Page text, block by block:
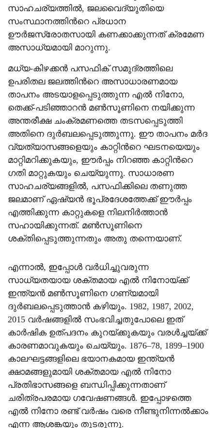
സാഹചര്യത്തിൽ, ജലവൈദ്യുതിയെ
സംസ്ഥാനത്തിന്‍റെ പ്രധാന
ഊർജസ്രോതസായി കണക്കാക്കുന്നത് ക്രമേണ
അസാധ്യമായി മാറുന്നു.
മധ്യ-കിഴക്കൻ പസഫിക് സമുദ്രത്തിലെ
ഉപരിതല ജലത്തിന്‍റെ അസാധാരണമായ
താപനം അടയാളപ്പെടുത്തുന്ന എൽ നിനോ,
തെക്ക്-പടിഞ്ഞാറൻ മൺസൂണിനെ നയിക്കുന്ന
അന്തരീക്ഷ ചംക്രമണത്തെ തടസപ്പെടുത്തി
അതിനെ ദുർബലപ്പെടുത്തുന്നു. ഈ താപനം മർദ
വ്യത്യാസങ്ങളെയും കാറ്റിന്‍റെ ഘടനയെയും
മാറ്റിമറിക്കുകയും, ഈർപ്പം നിറഞ്ഞ കാറ്റിന്‍റെ
ഗതി മാറ്റുകയും ചെയ്യുന്നു. സാധാരണ
സാഹചര്യങ്ങളിൽ, പസഫിക്കിലെ തണുത്ത
ജലമാണ് ഏഷ്യൻ ഭൂപ്രദേശത്തേക്ക് ഈർപ്പം
എത്തിക്കുന്ന കാറ്റുകളെ നിലനിർത്താൻ
സഹായിക്കുന്നത്. മൺസൂണിനെ
ശക്തിപ്പെടുത്തുന്നതും അതു തന്നെയാണ്.
എന്നാൽ, ഇപ്പോൾ വർധിച്ചുവരുന്ന
സാധ്യതയായ ശക്തമായ എൽ നിനോയ്ക്ക്
ഇന്ത്യൻ മൺസൂണിനെ ഗണ്യമായി
ദുർബലപ്പെടുത്താൻ കഴിയും. 1982, 1987, 2002,
2015 വർഷങ്ങളിൽ സംഭവിച്ചതുപോലെ ഇത്
കാർഷിക ഉത്പദനം കുറയ്ക്കുകയും വരൾച്ചയ്ക്ക്
കാരണമാവുകയും ചെയ്യും. 1876–78, 1899–1900
കാലഘട്ടങ്ങളിലെ ഭയാനകമായ ഇന്ത്യൻ
ക്ഷാമങ്ങളുമായി ശക്തമായ എൽ നിനോ
പ്രതിഭാസങ്ങളെ ബന്ധിപ്പിക്കുന്നതാണ്
ചരിത്രപരമായ ഗവേഷണങ്ങൾ. ഇപ്പോഴത്തെ
എൽ നിനോ രണ്ട് വർഷം വരെ നീണ്ടുനിന്നൽക്കാം
എന്ന ആശങ്കയും തുടരുന്നു.